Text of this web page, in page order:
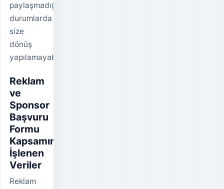
paylaşmadığınız
durumlarda
size
dönüş
yapılamayabilir.
Reklam
ve
Sponsor
Başvuru
Formu
Kapsamında
İşlenen
Veriler
Reklam